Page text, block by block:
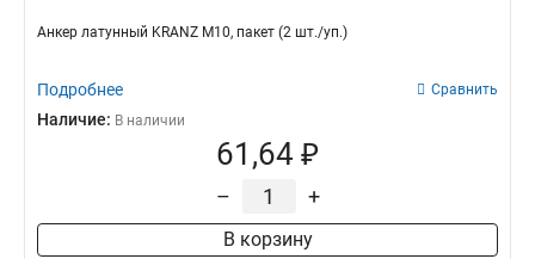
Анкер латунный KRANZ M10, пакет (2 шт./уп.)
Подробнее Сравнить
Наличие: В наличии
61,64 ₽
– +
В корзину